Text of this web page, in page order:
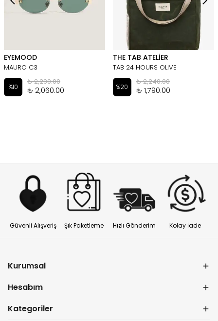
EYEMOOD
MAURO C3
%10
₺ 2,290.00
₺ 2,060.00
THE TAB ATELİER
TAB 24 HOURS OLIVE
%20
₺ 2,240.00
₺ 1,790.00
Güvenli Alışveriş Şık Paketleme Hızlı Gönderim Kolay İade
Kurumsal
Hesabım
Kategoriler